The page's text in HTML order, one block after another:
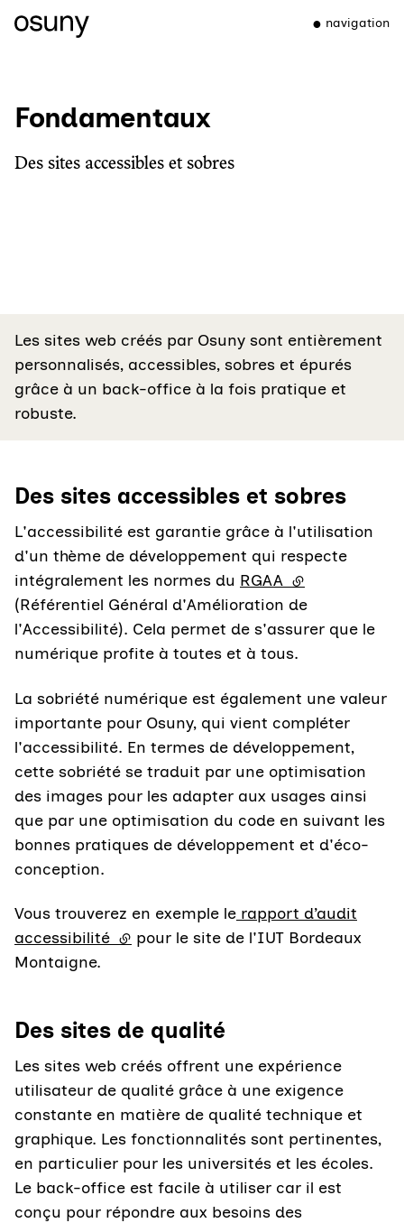
navigation
Fondamentaux
Des sites accessibles et sobres
Les sites web créés par Osuny sont entièrement
personnalisés, accessibles, sobres et épurés
grâce à un back-office à la fois pratique et
robuste.
Des sites accessibles et sobres
L'accessibilité est garantie grâce à l'utilisation
d'un thème de développement qui respecte
intégralement les normes du RGAA (lien externe)
(Référentiel Général d'Amélioration de
l'Accessibilité). Cela permet de s'assurer que le
numérique profite à toutes et à tous.
La sobriété numérique est également une valeur
importante pour Osuny, qui vient compléter
l'accessibilité. En termes de développement,
cette sobriété se traduit par une optimisation
des images pour les adapter aux usages ainsi
que par une optimisation du code en suivant les
bonnes pratiques de développement et d'éco-
conception.
Vous trouverez en exemple le rapport d’audit
accessibilité (lien externe)
pour le site de l'IUT Bordeaux
Montaigne.
Des sites de qualité
Les sites web créés offrent une expérience
utilisateur de qualité grâce à une exigence
constante en matière de qualité technique et
graphique. Les fonctionnalités sont pertinentes,
en particulier pour les universités et les écoles.
Le back-office est facile à utiliser car il est
conçu pour répondre aux besoins des